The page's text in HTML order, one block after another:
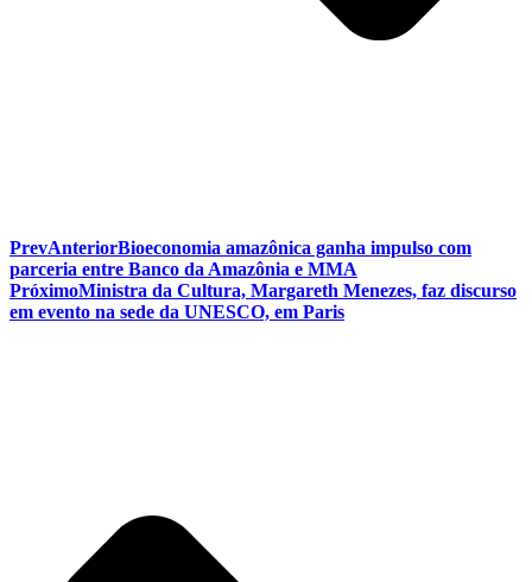
PrevAnteriorBioeconomia amazônica ganha impulso com
parceria entre Banco da Amazônia e MMA
PróximoMinistra da Cultura, Margareth Menezes, faz discurso
em evento na sede da UNESCO, em Paris